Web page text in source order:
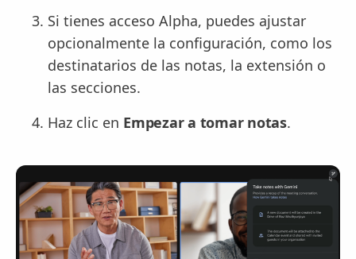
Si tienes acceso Alpha, puedes ajustar
opcionalmente la configuración, como los
destinatarios de las notas, la extensión o
las secciones.
Haz clic en Empezar a tomar notas.